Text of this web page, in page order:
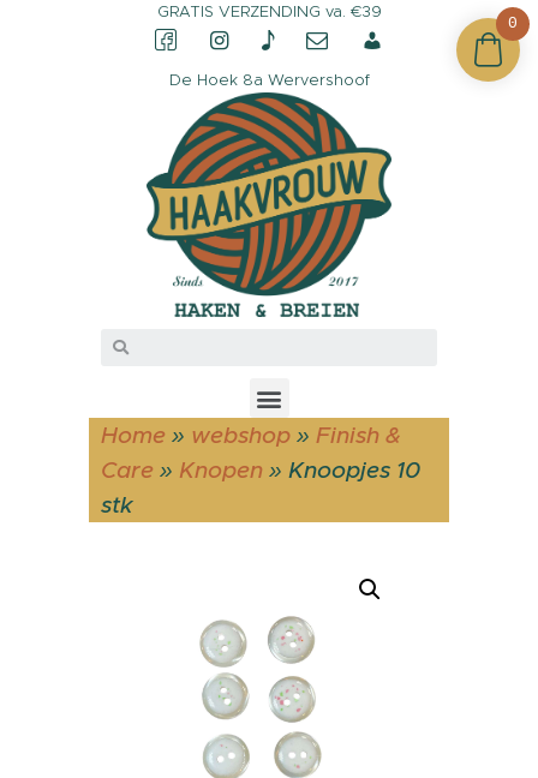
GRATIS VERZENDING va. €39
De Hoek 8a Wervershoof
Home » webshop » Finish &
Care » Knopen » Knoopjes 10
stk
CONTACT &
OPENINGSTIJDEN
OVER HAAKVROUW
MIJN ACCOUNT
0